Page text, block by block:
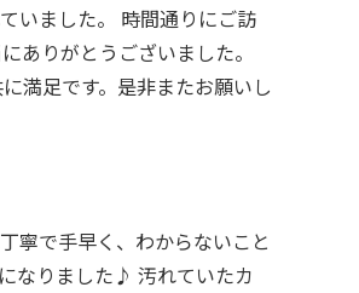
いました。 時間通りにご訪
ありがとうございました。
満足です。是非またお願いし
寧で手早く、わからないこと
なりました♪ 汚れていたカ